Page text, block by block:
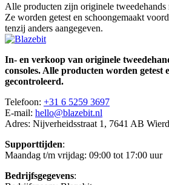
Alle producten zijn originele tweedehands
Ze worden getest en schoongemaakt
tenzij anders aangegeven.
In- en verkoop van originele
consoles. Alle producten worden getest
gecontroleerd.
Telefoon: +31 6 5259 3697
E-mail: hello@blazebit.nl
Adres: Nijverheidsstraat 1, 7641 AB
Supporttijden:
Maandag t/m vrijdag: 09:00 tot 17:00 uur
Bedrijfsgegevens: